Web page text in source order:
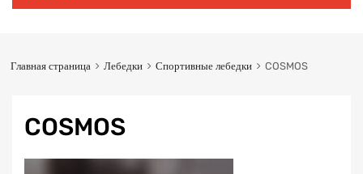
Главная страница Лебедки Спортивные лебедки COSMOS
COSMOS